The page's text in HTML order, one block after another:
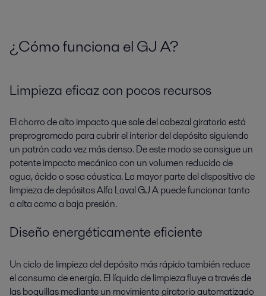
¿Cómo funciona el GJ A?
Limpieza eficaz con pocos recursos
El chorro de alto impacto que sale del cabezal giratorio está
preprogramado para cubrir el interior del depósito siguiendo
un patrón cada vez más denso. De este modo se consigue un
potente impacto mecánico con un volumen reducido de
agua, ácido o sosa cáustica. La mayor parte del dispositivo de
limpieza de depósitos Alfa Laval GJ A puede funcionar tanto
a alta como a baja presión.
Diseño energéticamente eficiente
Un ciclo de limpieza del depósito más rápido también reduce
el consumo de energía. El líquido de limpieza fluye a través de
las boquillas mediante un movimiento giratorio automatizado